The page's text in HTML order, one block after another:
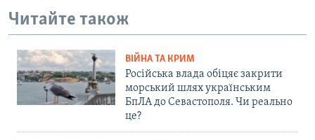
Читайте також
ВІЙНА ТА КРИМ
Російська влада обіцяє закрити
морський шлях українським
БпЛА до Севастополя. Чи реально
це?